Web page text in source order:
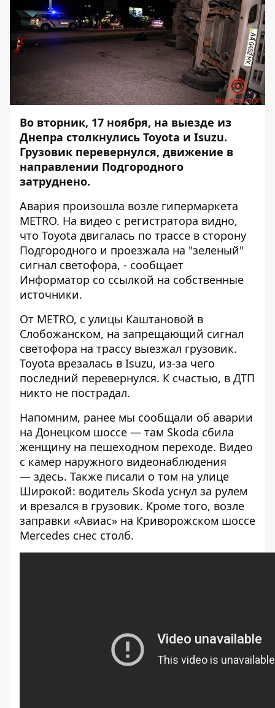
Во вторник, 17 ноября, на выезде из
Днепра столкнулись Toyota и Isuzu.
Грузовик перевернулся, движение в
направлении Подгородного
затруднено.
Авария произошла возле гипермаркета
METRO. На видео с регистратора видно,
что Toyota двигалась по трассе в сторону
Подгородного и проезжала на "зеленый"
сигнал светофора, - сообщает
Информатор со ссылкой на собственные
источники.
От METRO, с улицы Каштановой в
Слобожанском, на запрещающий сигнал
светофора на трассу выезжал грузовик.
Toyota врезалась в Isuzu, из-за чего
последний перевернулся. К счастью, в ДТП
никто не пострадал.
Напомним, ранее мы сообщали об аварии
на Донецком шоссе — там Skoda сбила
женщину на пешеходном переходе. Видео
с камер наружного видеонаблюдения
— здесь. Также писали о том на улице
Широкой: водитель Skoda уснул за рулем
и врезался в грузовик. Кроме того, возле
заправки «Авиас» на Криворожском шоссе
Mercedes снес столб.